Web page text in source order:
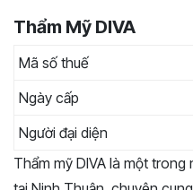
Thẩm Mỹ DIVA
Mã số thuế
Ngày cấp
Người đại diện
Thẩm mỹ DIVA là một